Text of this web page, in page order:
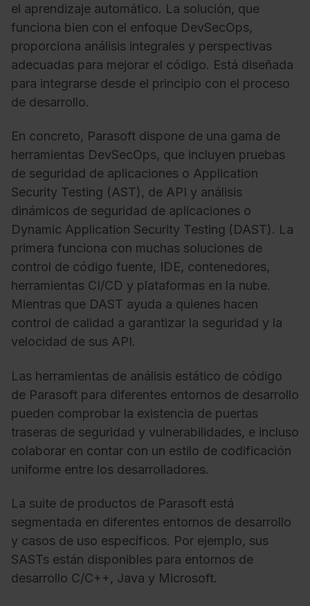
el aprendizaje automático. La solución, que
funciona bien con el enfoque DevSecOps,
proporciona análisis integrales y perspectivas
adecuadas para mejorar el código. Está diseñada
para integrarse desde el principio con el proceso
de desarrollo.
En concreto, Parasoft dispone de una gama de
herramientas DevSecOps, que incluyen pruebas
de seguridad de aplicaciones o Application
Security Testing (AST), de API y análisis
dinámicos de seguridad de aplicaciones o
Dynamic Application Security Testing (DAST). La
primera funciona con muchas soluciones de
control de código fuente, IDE, contenedores,
herramientas CI/CD y plataformas en la nube.
Mientras que DAST ayuda a quienes hacen
control de calidad a garantizar la seguridad y la
velocidad de sus API.
Las herramientas de análisis estático de código
de Parasoft para diferentes entornos de desarrollo
pueden comprobar la existencia de puertas
traseras de seguridad y vulnerabilidades, e incluso
colaborar en contar con un estilo de codificación
uniforme entre los desarrolladores.
La suite de productos de Parasoft está
segmentada en diferentes entornos de desarrollo
y casos de uso específicos. Por ejemplo, sus
SASTs están disponibles para entornos de
desarrollo C/C++, Java y Microsoft.